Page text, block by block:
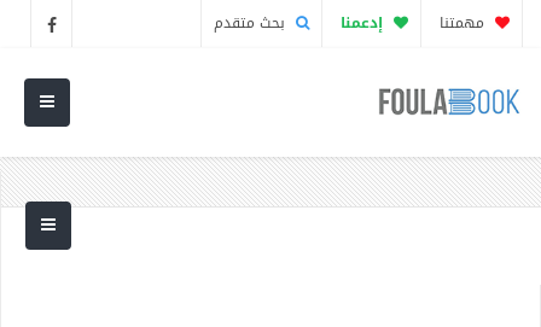
مهمتنا إدعمنا بحث متقدم